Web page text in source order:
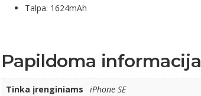
Talpa: 1624mAh
Papildoma informacija
Tinka įrenginiams iPhone SE